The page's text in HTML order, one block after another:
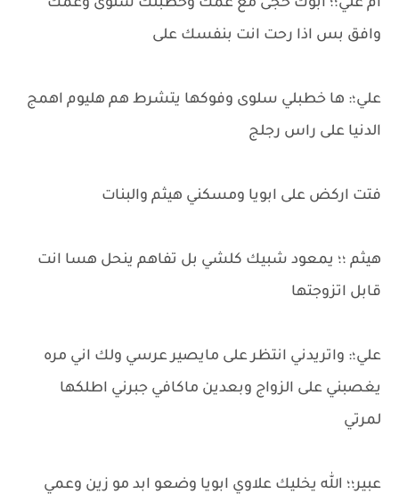
ام علي؛؛ ابوك حجى مع عمك وخطبلك سلوى وعمك
وافق بس اذا رحت انت بنفسك على
علي؛: ها خطبلي سلوى وفوكها يتشرط هم هليوم اهمج
الدنيا على راس رجلج
فتت اركض على ابويا ومسكني هيثم والبنات
هيثم ؛؛ يمعود شبيك كلشي بل تفاهم ينحل هسا انت
قابل اتزوجتها
علي؛: واتريدني انتظر على مايصير عرسي ولك اني مره
يغصبني على الزواج وبعدين ماكافي جبرني اطلكها
لمرتي
عبير؛؛ الله يخليك علاوي ابويا وضعو ابد مو زين وعمي